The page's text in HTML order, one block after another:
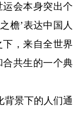
会本身突出个
檐’表达中国人
，来自全世界
共生的一个典
景下的人们通